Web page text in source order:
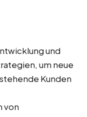
und
um neue
Kunden
von